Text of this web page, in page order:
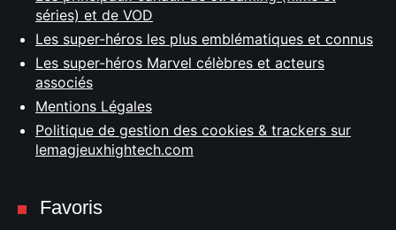
séries) et de VOD
Les super-héros les plus emblématiques et connus
Les super-héros Marvel célèbres et acteurs
associés
Mentions Légales
Politique de gestion des cookies & trackers sur
lemagjeuxhightech.com
Favoris